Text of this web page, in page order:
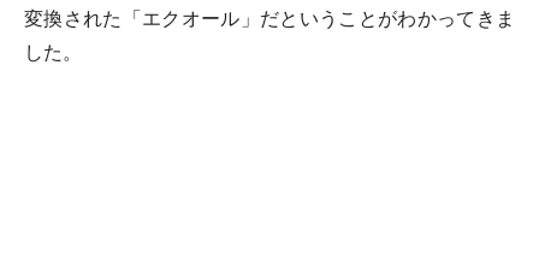
変換された「エクオール」だということがわかってきま
した。